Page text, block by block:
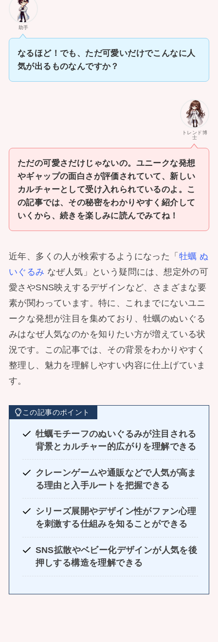
助手
なるほど！でも、ただ可愛いだけでこんなに人
気が出るものなんですか？
トレンド博
士
ただの可愛さだけじゃないの。ユニークな発想
やギャップの面白さが評価されていて、新しい
カルチャーとして受け入れられているのよ。こ
の記事では、その秘密をわかりやすく紹介して
いくから、続きを楽しみに読んでみてね！
近年、多くの人が検索するようになった「 牡蠣 ぬ
いぐるみ なぜ人気」という疑問には、想定外の可
愛さやSNS映えするデザインなど、さまざまな要
素が関わっています。特に、これまでにないユニ
ークな発想が注目を集めており、牡蠣のぬいぐる
みはなぜ人気なのかを知りたい方が増えている状
況です。この記事では、その背景をわかりやすく
整理し、魅力を理解しやすい内容に仕上げていま
す。
この記事のポイント
牡蠣モチーフのぬいぐるみが注目される
背景とカルチャー的広がりを理解できる
クレーンゲームや通販などで人気が高ま
る理由と入手ルートを把握できる
シリーズ展開やデザイン性がファン心理
を刺激する仕組みを知ることができる
SNS拡散やベビー化デザインが人気を後
押しする構造を理解できる